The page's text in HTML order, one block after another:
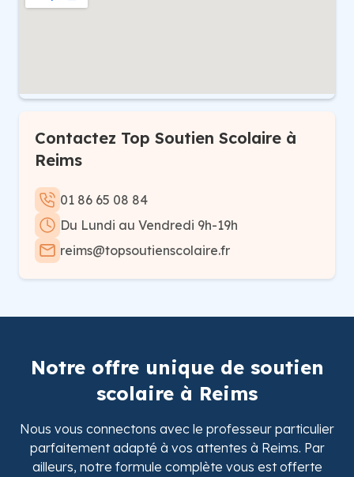
Contactez Top Soutien Scolaire à
Reims
01 86 65 08 84
Du Lundi au Vendredi 9h-19h
reims@topsoutienscolaire.fr
Notre offre unique de soutien
scolaire à Reims
Nous vous connectons avec le professeur particulier
parfaitement adapté à vos attentes à Reims. Par
ailleurs, notre formule complète vous est offerte